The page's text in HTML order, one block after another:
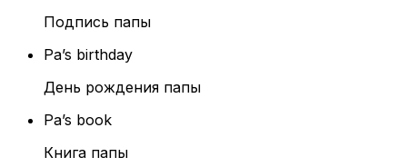
Подпись папы
Pa’s birthday
День рождения папы
Pa’s book
Книга папы